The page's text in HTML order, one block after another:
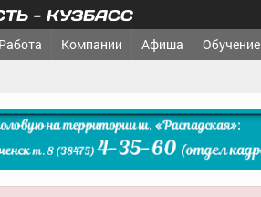
- КУЗБАСС
Работа Компании Афиша Обучение